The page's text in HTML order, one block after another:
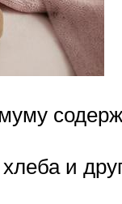
и